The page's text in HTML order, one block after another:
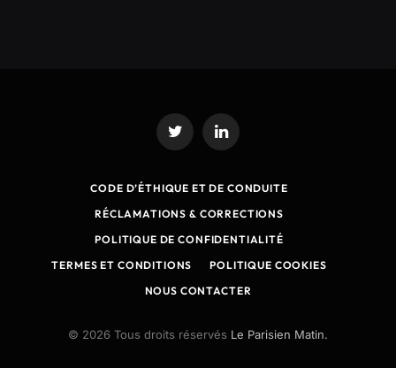
Twitter LinkedIn
CODE D’ÉTHIQUE ET DE CONDUITE
RÉCLAMATIONS & CORRECTIONS
POLITIQUE DE CONFIDENTIALITÉ
TERMES ET CONDITIONS
POLITIQUE COOKIES
NOUS CONTACTER
© 2026 Tous droits réservés Le Parisien Matin.